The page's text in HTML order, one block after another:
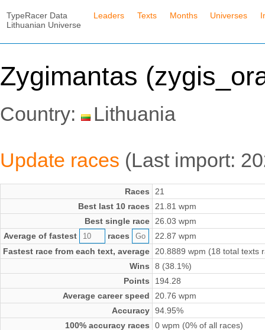
TypeRacer Data
Lithuanian Universe
Leaders Texts Months Universes
Zygimantas
Country: Lithuania
Update races (Last import:
Races
21
Best last 10 races
21.81 wpm
Best single race 26.03 wpm
Average of fastest
races
22.87 wpm
Fastest race from each text, average 20.8889 wpm (18 total texts
Wins
8 (38.1%)
Points
194.28
Average career speed
20.76 wpm
Accuracy 94.95%
100% accuracy races
0 wpm (0% of all races)